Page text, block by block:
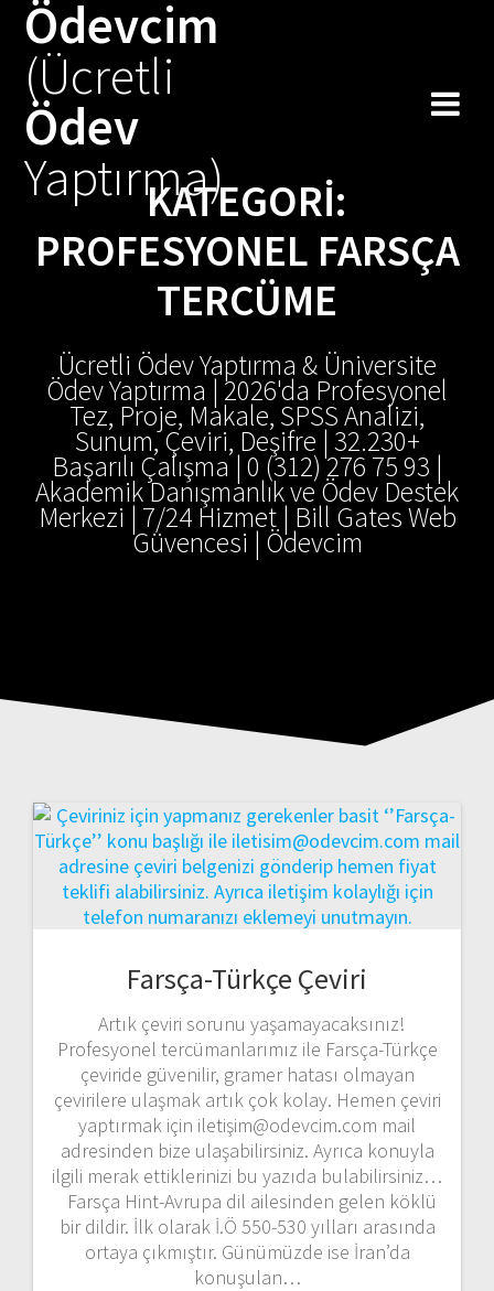
Ödevcim
(Ücretli
Ödev
Yaptırma)KATEGORI:
PROFESYONEL FARSÇA
TERCÜME
Ücretli Ödev Yaptırma & Üniversite
Ödev Yaptırma | 2026'da Profesyonel
Tez, Proje, Makale, SPSS Analizi,
Sunum, Çeviri, Deşifre | 32.230+
Başarılı Çalışma | 0 (312) 276 75 93 |
Akademik Danışmanlık ve Ödev Destek
Merkezi | 7/24 Hizmet | Bill Gates Web
Güvencesi | Ödevcim
Farsça-Türkçe Çeviri
Artık çeviri sorunu yaşamayacaksınız!
Profesyonel tercümanlarımız ile Farsça-Türkçe
çeviride güvenilir, gramer hatası olmayan
çevirilere ulaşmak artık çok kolay. Hemen çeviri
yaptırmak için iletişim@odevcim.com mail
adresinden bize ulaşabilirsiniz. Ayrıca konuyla
ilgili merak ettiklerinizi bu yazıda bulabilirsiniz…
Farsça Hint-Avrupa dil ailesinden gelen köklü
bir dildir. İlk olarak İ.Ö 550-530 yılları arasında
ortaya çıkmıştır. Günümüzde ise İran’da
konuşulan…